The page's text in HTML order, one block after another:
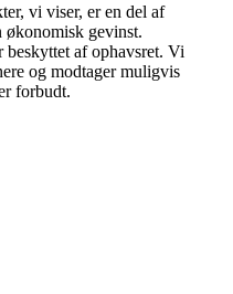
vi viser, er en del af
økonomisk gevinst.
af ophavsret. Vi
og modtager muligvis
forbudt.